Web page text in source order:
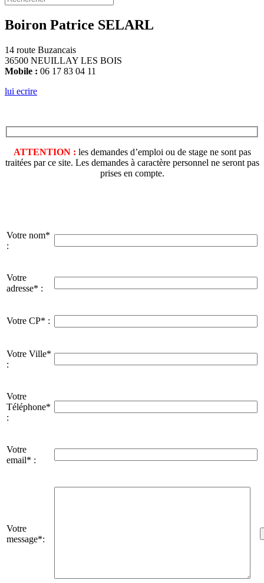
Boiron Patrice SELARL
14 route Buzancais
36500 NEUILLAY LES BOIS
Mobile : 06 17 83 04 11
lui ecrire
ATTENTION : les demandes d’emploi ou de stage ne sont pas
traitées par ce site. Les demandes à caractère personnel ne seront pas
prises en compte.
Votre nom*
:
Votre
adresse* :
Votre CP* :
Votre Ville*
:
Votre
Téléphone*
:
Votre
email* :
Votre
message*: